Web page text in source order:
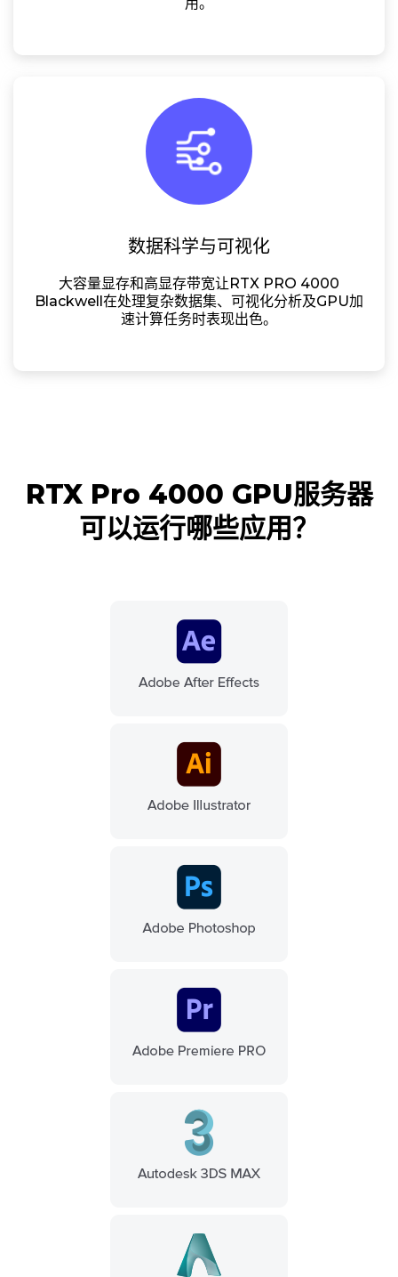
数据科学与可视化
大容量显存和高显存带宽让RTX PRO 4000
Blackwell在处理复杂数据集、可视化分析及GPU加
速计算任务时表现出色。
RTX Pro 4000 GPU服务器
可以运行哪些应用？